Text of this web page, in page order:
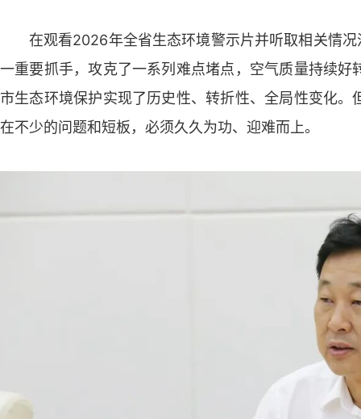
在观看2026年全省生态环境警示片并听取相关情
一重要抓手，攻克了一系列难点堵点，空气质量持续
市生态环境保护实现了历史性、转折性、全局性变化
在不少的问题和短板，必须久久为功、迎难而上。